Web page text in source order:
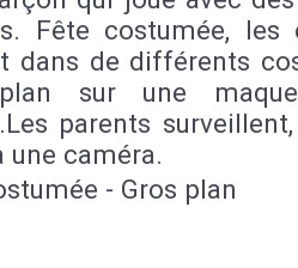
Fête costumée, les
dans de différents
sur une
parents
une caméra.
- Gros plan